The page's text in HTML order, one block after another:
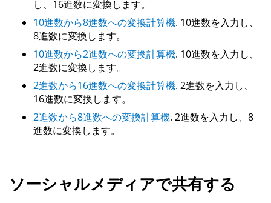
し、16進数に変換します。
10進数から8進数への変換計算機. 10進数を入力し、
8進数に変換します。
10進数から2進数への変換計算機. 10進数を入力し、
2進数に変換します。
2進数から16進数への変換計算機. 2進数を入力し、
16進数に変換します。
2進数から8進数への変換計算機. 2進数を入力し、8
進数に変換します。
ソーシャルメディアで共有する